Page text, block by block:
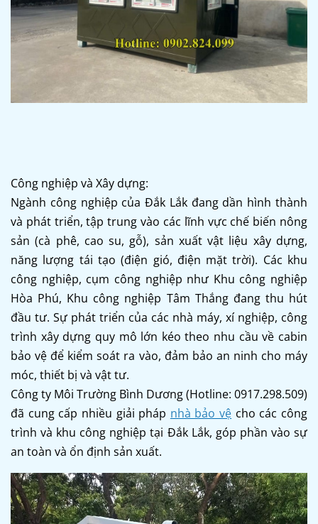
Công nghiệp và Xây dựng:
Ngành công nghiệp của Đắk Lắk đang dần hình thành
và phát triển, tập trung vào các lĩnh vực chế biến nông
sản (cà phê, cao su, gỗ), sản xuất vật liệu xây dựng,
năng lượng tái tạo (điện gió, điện mặt trời). Các khu
công nghiệp, cụm công nghiệp như Khu công nghiệp
Hòa Phú, Khu công nghiệp Tâm Thắng đang thu hút
đầu tư. Sự phát triển của các nhà máy, xí nghiệp, công
trình xây dựng quy mô lớn kéo theo nhu cầu về cabin
bảo vệ để kiểm soát ra vào, đảm bảo an ninh cho máy
móc, thiết bị và vật tư.
Công ty Môi Trường Bình Dương (Hotline: 0917.298.509)
đã cung cấp nhiều giải pháp nhà bảo vệ cho các công
trình và khu công nghiệp tại Đắk Lắk, góp phần vào sự
an toàn và ổn định sản xuất.